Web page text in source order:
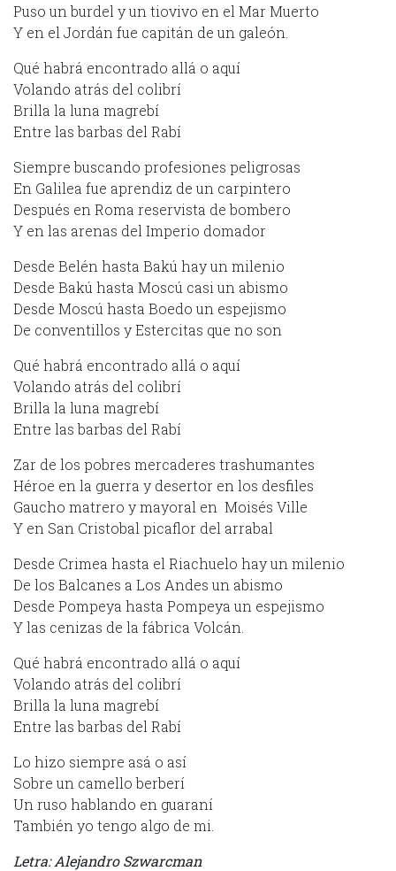
Puso un burdel y un tiovivo en el Mar Muerto
Y en el Jordán fue capitán de un galeón.
Qué habrá encontrado allá o aquí
Volando atrás del colibrí
Brilla la luna magrebí
Entre las barbas del Rabí
Siempre buscando profesiones peligrosas
En Galilea fue aprendiz de un carpintero
Después en Roma reservista de bombero
Y en las arenas del Imperio domador
Desde Belén hasta Bakú hay un milenio
Desde Bakú hasta Moscú casi un abismo
Desde Moscú hasta Boedo un espejismo
De conventillos y Estercitas que no son
Qué habrá encontrado allá o aquí
Volando atrás del colibrí
Brilla la luna magrebí
Entre las barbas del Rabí
Zar de los pobres mercaderes trashumantes
Héroe en la guerra y desertor en los desfiles
Gaucho matrero y mayoral en Moisés Ville
Y en San Cristobal picaflor del arrabal
Desde Crimea hasta el Riachuelo hay un milenio
De los Balcanes a Los Andes un abismo
Desde Pompeya hasta Pompeya un espejismo
Y las cenizas de la fábrica Volcán.
Qué habrá encontrado allá o aquí
Volando atrás del colibrí
Brilla la luna magrebí
Entre las barbas del Rabí
Lo hizo siempre asá o así
Sobre un camello berberí
Un ruso hablando en guaraní
También yo tengo algo de mi.
Letra: Alejandro Szwarcman